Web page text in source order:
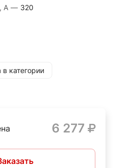
рядом преимуществ:
охлаждению;
(TIG);
за счет использования
работ в аргонодуговой сварке.
А — 320
категории
6 277